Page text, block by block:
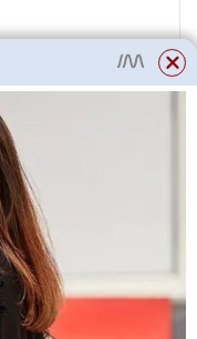
zdravé
že se
jsou
na